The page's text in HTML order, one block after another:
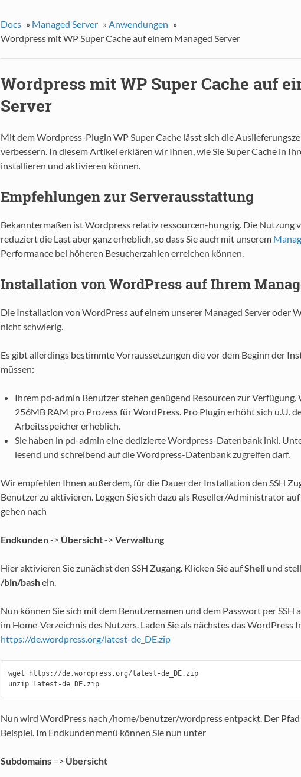
Docs » Managed Server » Anwendungen »
Wordpress mit WP Super Cache auf einem Managed Server
Wordpress mit WP Super Cache auf
Server
Mit dem Wordpress-Plugin WP Super Cache lässt sich die
verbessern. In diesem Artikel erklären wir Ihnen, wie Sie Super Cache in
installieren und aktivieren können.
Empfehlungen zur Serverausstattung
Bekanntermaßen ist Wordpress relativ ressourcen-hungrig. Die Nutzung
reduziert die Last aber ganz erheblich, so dass Sie auch mit unserem
Performance bei höheren Besucherzahlen erreichen können.
Installation von WordPress auf Ihrem
Die Installation von WordPress auf einem unserer Managed Server oder
nicht schwierig.
Es gibt allerdings bestimmte Vorraussetzungen die vor dem Beginn der
müssen:
Ihrem pd-admin Benutzer stehen genügend Resourcen zur
256MB RAM pro Prozess für WordPress. Pro Plugin erhöht sich u.U.
Arbeitsspeicher erheblich.
Sie haben in pd-admin eine dedizierte Wordpress-Datenbank inkl.
lesend und schreibend auf die Wordpress-Datenbank zugreifen darf.
Wir empfehlen Ihnen außerdem, für die Dauer der Installation den SSH
Benutzer zu aktivieren. Loggen Sie sich dazu als Reseller/Administrator
gehen nach
Endkunden-> Übersicht-> Verwaltung
Hier aktivieren Sie zunächst den SSH Zugang. Klicken Sie aufShellund
/bin/bashein.
Nun können Sie sich mit dem Benutzernamen und dem Passwort per SSH
im Home-Verzeichnis des Nutzers. Laden Sie als nächstes das
https://de.wordpress.org/latest-de_DE.zip
wget https://de.wordpress.org/latest-de_DE.zip
unzip latest-de_DE.zip
Nun wird WordPress nach /home/benutzer/wordpress entpackt. Der
Beispiel. Im Endkundenmenü können Sie nun unter
Subdomains=> Übersicht